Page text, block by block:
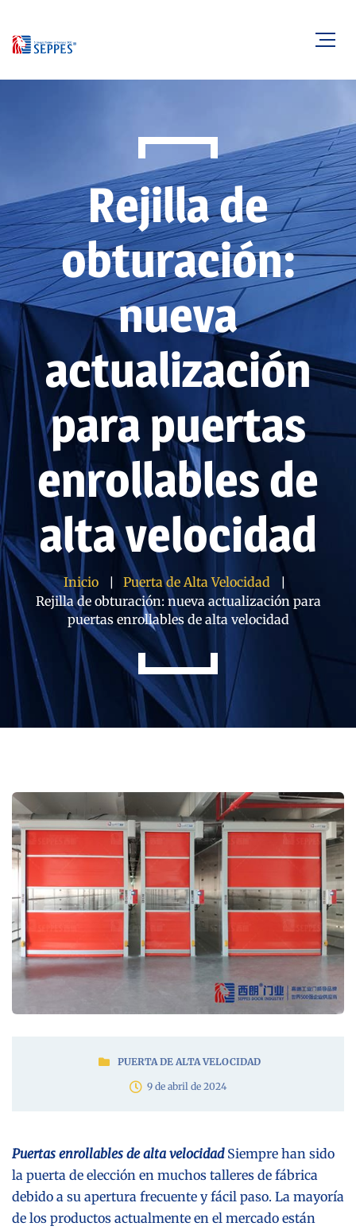
Rejilla de
obturación:
nueva
actualización
para puertas
enrollables de
alta velocidad
Inicio
Puerta de Alta Velocidad
Rejilla de obturación: nueva actualización para
puertas enrollables de alta velocidad
PUERTA DE ALTA VELOCIDAD
9 de abril de 2024
Puertas enrollables de alta velocidad Siempre han sido
la puerta de elección en muchos talleres de fábrica
debido a su apertura frecuente y fácil paso. La mayoría
de los productos actualmente en el mercado están